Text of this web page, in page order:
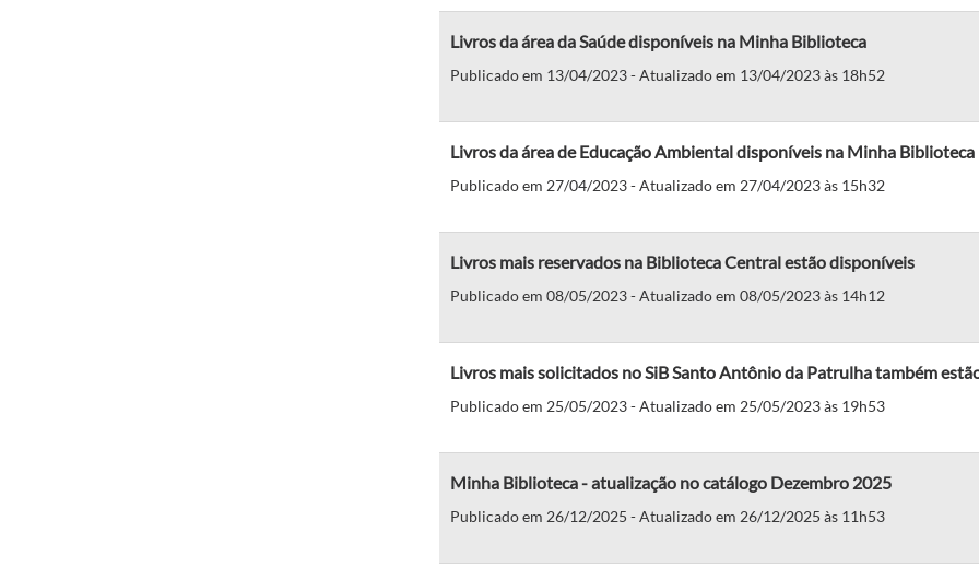
Livros da área da Saúde disponíveis na Minha Biblioteca
Publicado em 13/04/2023 - Atualizado em 13/04/2023 às 18h52
Livros da área de Educação Ambiental disponíveis na Minha Biblioteca
Publicado em 27/04/2023 - Atualizado em 27/04/2023 às 15h32
Livros mais reservados na Biblioteca Central estão disponíveis
Publicado em 08/05/2023 - Atualizado em 08/05/2023 às 14h12
Livros mais solicitados no SiB Santo Antônio da Patrulha também
Publicado em 25/05/2023 - Atualizado em 25/05/2023 às 19h53
Minha Biblioteca - atualização no catálogo Dezembro 2025
Publicado em 26/12/2025 - Atualizado em 26/12/2025 às 11h53